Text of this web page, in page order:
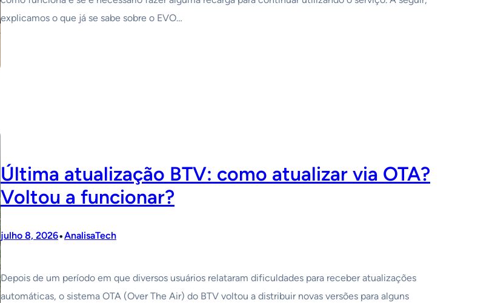
explicamos o que já se sabe sobre o EVO…
Última atualização BTV: como atualizar via OTA?
Voltou a funcionar?
julho 8, 2026•AnalisaTech
Depois de um período em que diversos usuários relataram dificuldades para receber atualizações
automáticas, o sistema OTA (Over The Air) do BTV voltou a distribuir novas versões para alguns